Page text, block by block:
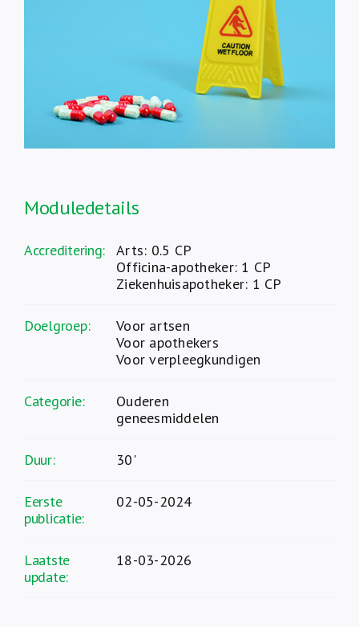
Moduledetails
Accreditering:
Arts: 0.5 CP
Officina-apotheker: 1 CP
Ziekenhuisapotheker: 1 CP
Doelgroep:
Voor artsen
Voor apothekers
Voor verpleegkundigen
Categorie:
Ouderen
geneesmiddelen
Duur: 30'
Eerste
publicatie:
02-05-2024
Laatste
update:
18-03-2026